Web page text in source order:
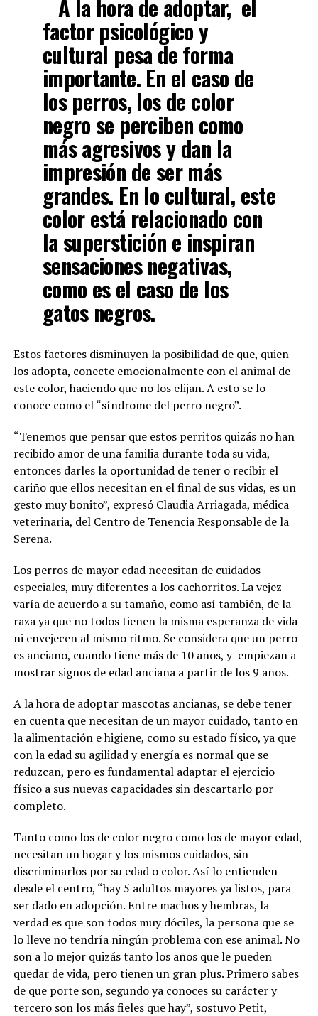
A la hora de adoptar, el
factor psicológico y
cultural pesa de forma
importante. En el caso de
los perros, los de color
negro se perciben como
más agresivos y dan la
impresión de ser más
grandes. En lo cultural, este
color está relacionado con
la superstición e inspiran
sensaciones negativas,
como es el caso de los
gatos negros.
Estos factores disminuyen la posibilidad de que, quien
los adopta, conecte emocionalmente con el animal de
este color, haciendo que no los elijan. A esto se lo
conoce como el “síndrome del perro negro”.
“Tenemos que pensar que estos perritos quizás no han
recibido amor de una familia durante toda su vida,
entonces darles la oportunidad de tener o recibir el
cariño que ellos necesitan en el final de sus vidas, es un
gesto muy bonito”, expresó Claudia Arriagada, médica
veterinaria, del Centro de Tenencia Responsable de la
Serena.
Los perros de mayor edad necesitan de cuidados
especiales, muy diferentes a los cachorritos. La vejez
varía de acuerdo a su tamaño, como así también, de la
raza ya que no todos tienen la misma esperanza de vida
ni envejecen al mismo ritmo. Se considera que un perro
es anciano, cuando tiene más de 10 años, y empiezan a
mostrar signos de edad anciana a partir de los 9 años.
A la hora de adoptar mascotas ancianas, se debe tener
en cuenta que necesitan de un mayor cuidado, tanto en
la alimentación e higiene, como su estado físico, ya que
con la edad su agilidad y energía es normal que se
reduzcan, pero es fundamental adaptar el ejercicio
físico a sus nuevas capacidades sin descartarlo por
completo.
Tanto como los de color negro como los de mayor edad,
necesitan un hogar y los mismos cuidados, sin
discriminarlos por su edad o color. Así lo entienden
desde el centro, “hay 5 adultos mayores ya listos, para
ser dado en adopción. Entre machos y hembras, la
verdad es que son todos muy dóciles, la persona que se
lo lleve no tendría ningún problema con ese animal. No
son a lo mejor quizás tanto los años que le pueden
quedar de vida, pero tienen un gran plus. Primero sabes
de que porte son, segundo ya conoces su carácter y
tercero son los más fieles que hay”, sostuvo Petit,